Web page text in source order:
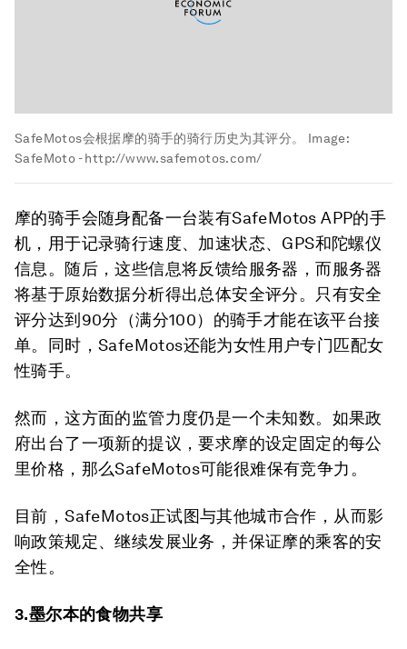
SafeMotos会根据摩的骑手的骑行历史为其评分。
Image:
SafeMoto - http://www.safemotos.com/
摩的骑手会随身配备一台装有SafeMotos APP的手
机，用于记录骑行速度、加速状态、GPS和陀螺仪
信息。随后，这些信息将反馈给服务器，而服务器
将基于原始数据分析得出总体安全评分。只有安全
评分达到90分（满分100）的骑手才能在该平台接
单。同时，SafeMotos还能为女性用户专门匹配女
性骑手。
然而，这方面的监管力度仍是一个未知数。如果政
府出台了一项新的提议，要求摩的设定固定的每公
里价格，那么SafeMotos可能很难保有竞争力。
目前，SafeMotos正试图与其他城市合作，从而影
响政策规定、继续发展业务，并保证摩的乘客的安
全性。
3.墨尔本的食物共享